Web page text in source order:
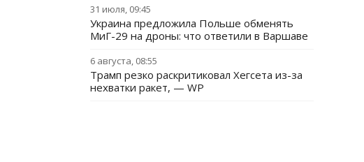
31 июля, 09:45
Украина предложила Польше обменять
МиГ-29 на дроны: что ответили в Варшаве
6 августа, 08:55
Трамп резко раскритиковал Хегсета из-за
нехватки ракет, — WP